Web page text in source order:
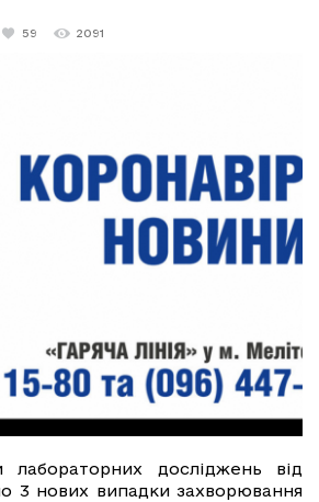
59 2091
лабораторних досліджень від
3 нових випадки захворювання